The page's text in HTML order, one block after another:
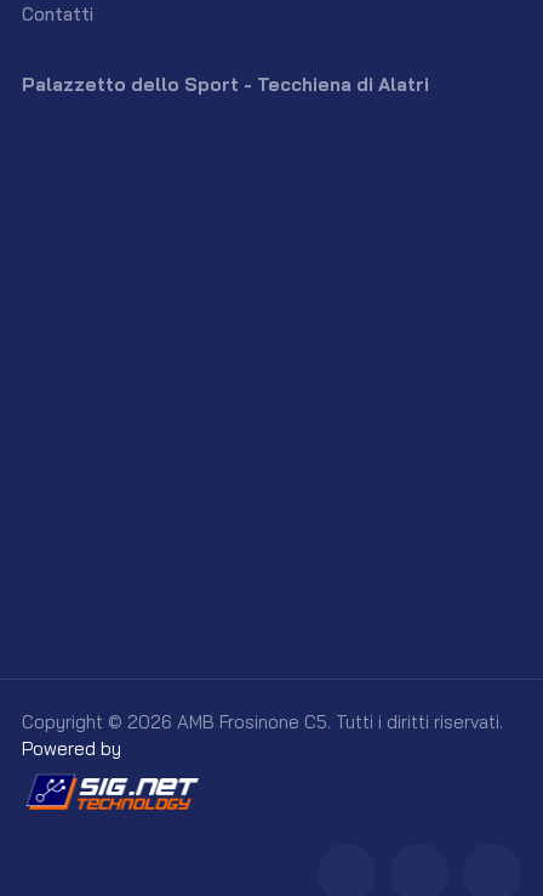
Contatti
Palazzetto dello Sport - Tecchiena di Alatri
Copyright © 2026 AMB Frosinone C5. Tutti i diritti riservati.
Powered by